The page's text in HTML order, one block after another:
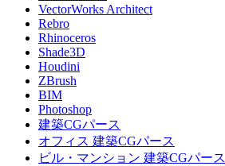
VectorWorks Architect
Rebro
Rhinoceros
Shade3D
Houdini
ZBrush
BIM
Photoshop
建築CGパース
オフィス 建築CGパース
ビル・マンション 建築CGパース